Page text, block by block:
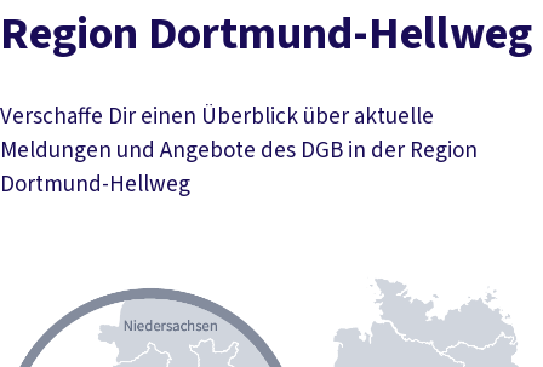
Region Dortmund-Hellweg
Verschaffe Dir einen Überblick über aktuelle
Meldungen und Angebote des DGB in der Region
Dortmund-Hellweg